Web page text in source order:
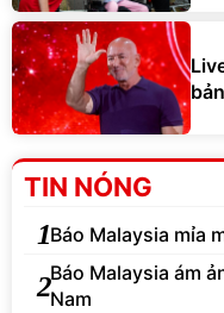
TIN NÓNG
1Báo Malaysia mỉa
2Báo Malaysia ám
Nam